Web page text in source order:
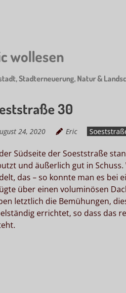
wollesen
Stadterneuerung, Natur &
30
24, 2020 Eric
Südseite der Soeststraße
und äußerlich gut in
das – so konnte man es bei
über einen voluminösen
letztlich die Bemühungen,
errichtet, so dass das